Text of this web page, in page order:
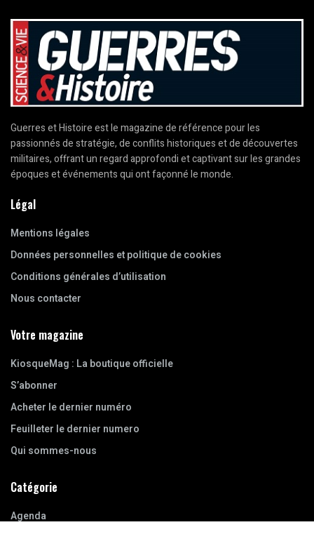
Guerres et Histoire est le magazine de référence pour les
passionnés de stratégie, de conflits historiques et de découvertes
militaires, offrant un regard approfondi et captivant sur les grandes
époques et événements qui ont façonné le monde.
Légal
Mentions légales
Données personnelles et politique de cookies
Conditions générales d’utilisation
Nous contacter
Votre magazine
KiosqueMag : La boutique officielle
S’abonner
Acheter le dernier numéro
Feuilleter le dernier numero
Qui sommes-nous
Catégorie
Agenda